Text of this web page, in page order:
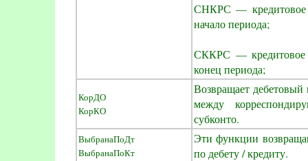
СНКРС — кредитовое
начало периода;
СККРС — кредитовое
конец периода;
КорДО
КорКО
Возвращает
между
субконто.
ВыбранаПоДт
ВыбранаПоКт
Эти функции
по дебету / кредиту.